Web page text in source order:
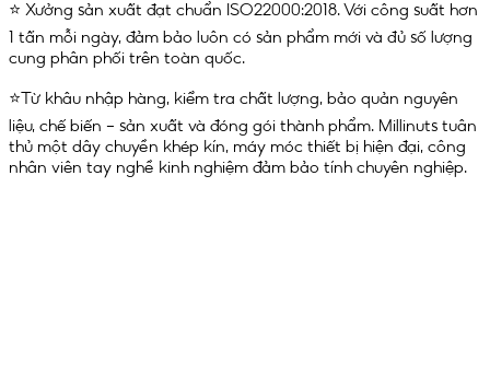
⭐️ Xưởng sản xuất đạt chuẩn ISO22000:2018. Với công suất hơn
1 tấn mỗi ngày, đảm bảo luôn có sản phẩm mới và đủ số lượng
cung phân phối trên toàn quốc.
⭐️Từ khâu nhập hàng, kiểm tra chất lượng, bảo quản nguyên
liệu, chế biến – sản xuất và đóng gói thành phẩm. Millinuts tuân
thủ một dây chuyền khép kín, máy móc thiết bị hiện đại, công
nhân viên tay nghề kinh nghiệm đảm bảo tính chuyên nghiệp